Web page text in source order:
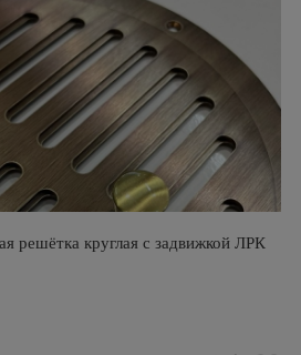
решётка круглая с задвижкой ЛРК